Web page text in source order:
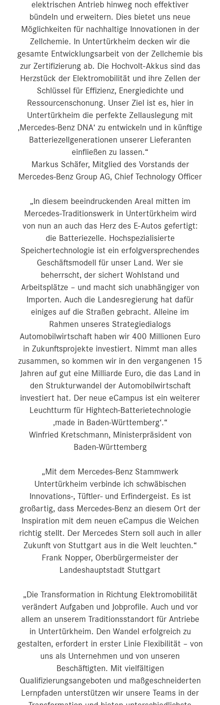
elektrischen Antrieb hinweg noch effektiver
bündeln und erweitern. Dies bietet uns neue
Möglichkeiten für nachhaltige Innovationen in der
Zellchemie. In Untertürkheim decken wir die
gesamte Entwicklungsarbeit von der Zellchemie bis
zur Zertifizierung ab. Die Hochvolt-Akkus sind das
Herzstück der Elektromobilität und ihre Zellen der
Schlüssel für Effizienz, Energiedichte und
Ressourcenschonung. Unser Ziel ist es, hier in
Untertürkheim die perfekte Zellauslegung mit
‚Mercedes-Benz DNA‘ zu entwickeln und in künftige
Batteriezellgenerationen unserer Lieferanten
einfließen zu lassen.“
Markus Schäfer, Mitglied des Vorstands der
Mercedes-Benz Group AG, Chief Technology Officer
„In diesem beeindruckenden Areal mitten im
Mercedes-Traditionswerk in Untertürkheim wird
von nun an auch das Herz des E-Autos gefertigt:
die Batteriezelle. Hochspezialisierte
Speichertechnologie ist ein erfolgversprechendes
Geschäftsmodell für unser Land. Wer sie
beherrscht, der sichert Wohlstand und
Arbeitsplätze – und macht sich unabhängiger von
Importen. Auch die Landesregierung hat dafür
einiges auf die Straßen gebracht. Alleine im
Rahmen unseres Strategiedialogs
Automobilwirtschaft haben wir 400 Millionen Euro
in Zukunftsprojekte investiert. Nimmt man alles
zusammen, so kommen wir in den vergangenen 15
Jahren auf gut eine Milliarde Euro, die das Land in
den Strukturwandel der Automobilwirtschaft
investiert hat. Der neue eCampus ist ein weiterer
Leuchtturm für Hightech-Batterietechnologie
‚made in Baden-Württemberg‘.“
Winfried Kretschmann, Ministerpräsident von
Baden-Württemberg
„Mit dem Mercedes-Benz Stammwerk
Untertürkheim verbinde ich schwäbischen
Innovations-, Tüftler- und Erfindergeist. Es ist
großartig, dass Mercedes-Benz an diesem Ort der
Inspiration mit dem neuen eCampus die Weichen
richtig stellt. Der Mercedes Stern soll auch in aller
Zukunft von Stuttgart aus in die Welt leuchten.“
Frank Nopper, Oberbürgermeister der
Landeshauptstadt Stuttgart
„Die Transformation in Richtung Elektromobilität
verändert Aufgaben und Jobprofile. Auch und vor
allem an unserem Traditionsstandort für Antriebe
in Untertürkheim. Den Wandel erfolgreich zu
gestalten, erfordert in erster Linie Flexibilität – von
uns als Unternehmen und von unseren
Beschäftigten. Mit vielfältigen
Qualifizierungsangeboten und maßgeschneiderten
Lernpfaden unterstützen wir unsere Teams in der